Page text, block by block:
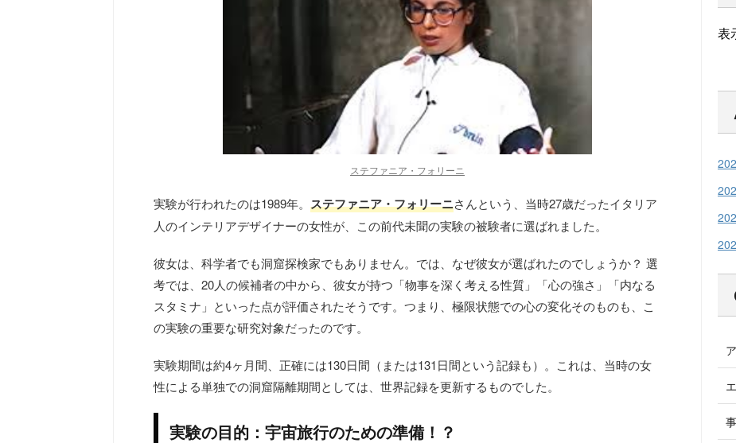
ステファニア・フォリーニ
実験が行われたのは1989年。 ステファニア・フォリーニさんという、当時27歳だったイタリア
人のインテリアデザイナーの女性が、この前代未聞の実験の被験者に選ばれました。
彼女は、科学者でも洞窟探検家でもありません。では、なぜ彼女が選ばれたのでしょうか？ 選
考では、20人の候補者の中から、彼女が持つ「物事を深く考える性質」「心の強さ」「内なる
スタミナ」といった点が評価されたそうです。つまり、極限状態での心の変化そのものも、こ
の実験の重要な研究対象だったのです。
実験期間は約4ヶ月間、正確には130日間（または131日間という記録も）。これは、当時の女
性による単独での洞窟隔離期間としては、世界記録を更新するものでした。
実験の目的：宇宙旅行のための準備！？
表